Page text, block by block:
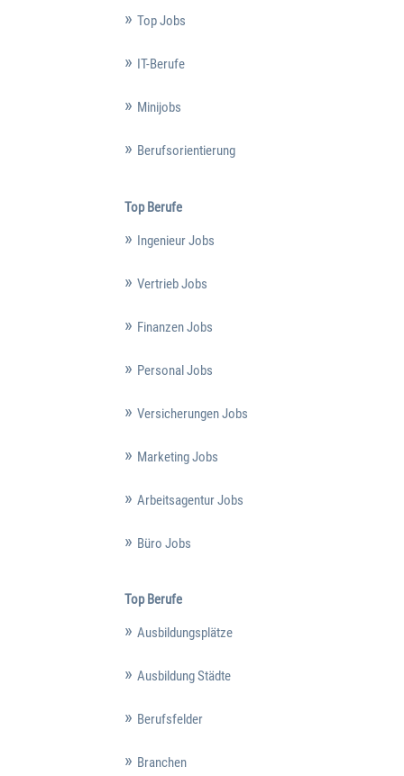
Top Jobs
IT-Berufe
Minijobs
Berufsorientierung
Top Berufe
Ingenieur Jobs
Vertrieb Jobs
Finanzen Jobs
Personal Jobs
Versicherungen Jobs
Marketing Jobs
Arbeitsagentur Jobs
Büro Jobs
Top Berufe
Ausbildungsplätze
Ausbildung Städte
Berufsfelder
Branchen